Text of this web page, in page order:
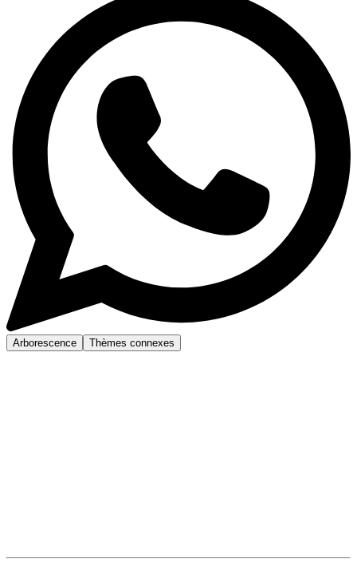
Arborescence Thèmes connexes